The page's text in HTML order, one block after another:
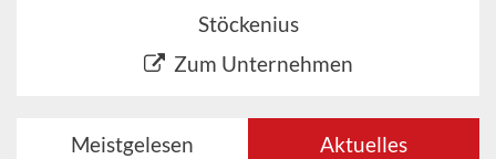
Stöckenius
Zum Unternehmen
Meistgelesen Aktuelles